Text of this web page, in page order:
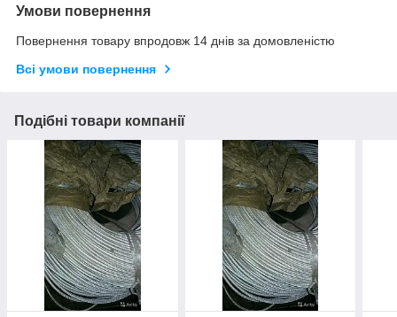
Умови повернення
Повернення товару впродовж 14 днів за домовленістю
Всі умови повернення
Подібні товари компанії